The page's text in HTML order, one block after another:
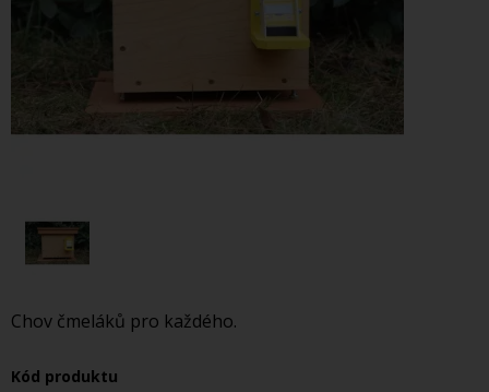
Chov čmeláků pro každého.
Kód produktu